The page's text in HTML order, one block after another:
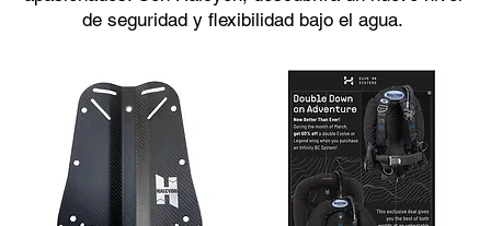
de seguridad y flexibilidad bajo el agua.